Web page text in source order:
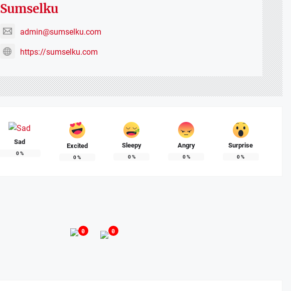
Sumselku
admin@sumselku.com
https://sumselku.com
Sad
0%
Excited
0%
Sleepy
0%
Angry
0%
Surprise
0%
0 0